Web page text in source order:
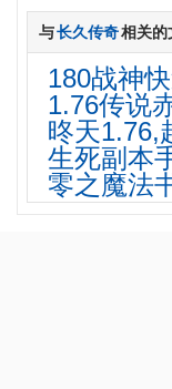
与长久传奇相关的
180战神
1.76传说
昸天1.76,
生死副本
零之魔法